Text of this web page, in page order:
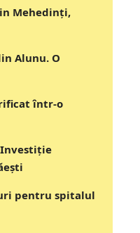
Mehedinți,
Alunu. O
într-o
Investiție
pentru spitalul